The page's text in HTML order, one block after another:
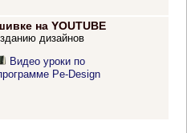
на YOUTUBE
дизайнов
Видео уроки по
Pe-Design